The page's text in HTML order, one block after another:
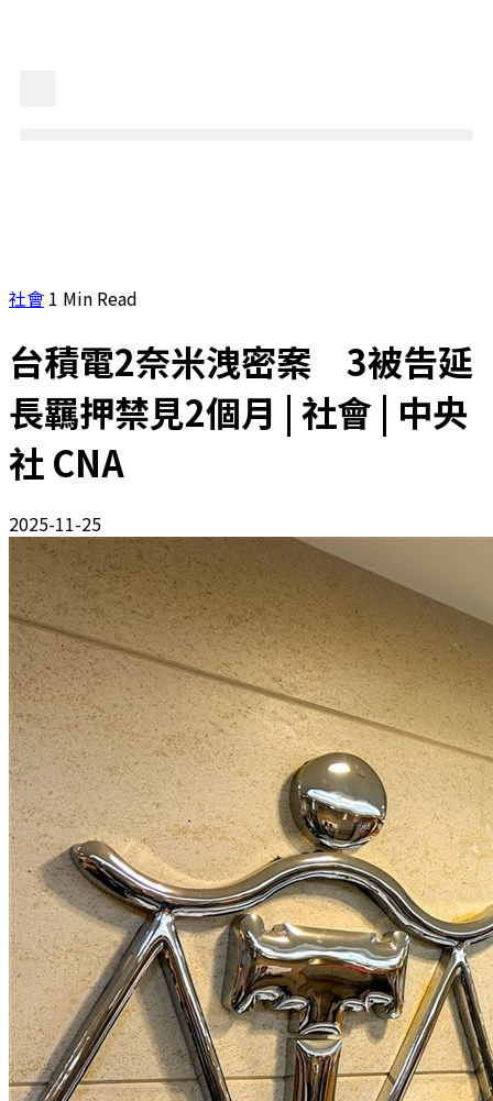
社會 1 Min Read
台積電2奈米洩密案 3被告延
長羈押禁見2個月 | 社會 | 中央
社 CNA
2025-11-25